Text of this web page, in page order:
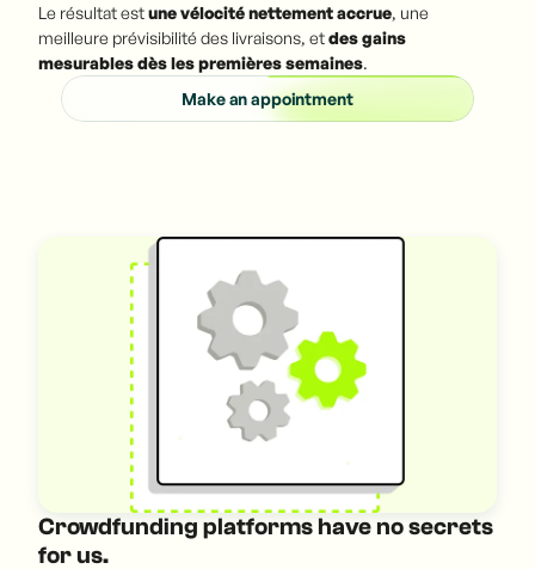
Le résultat estune vélocité nettement accrue, une
meilleure prévisibilité des livraisons, etdes gains
mesurables dès les premières semaines.
Make an appointment
Crowdfunding platforms have no secrets
for us.